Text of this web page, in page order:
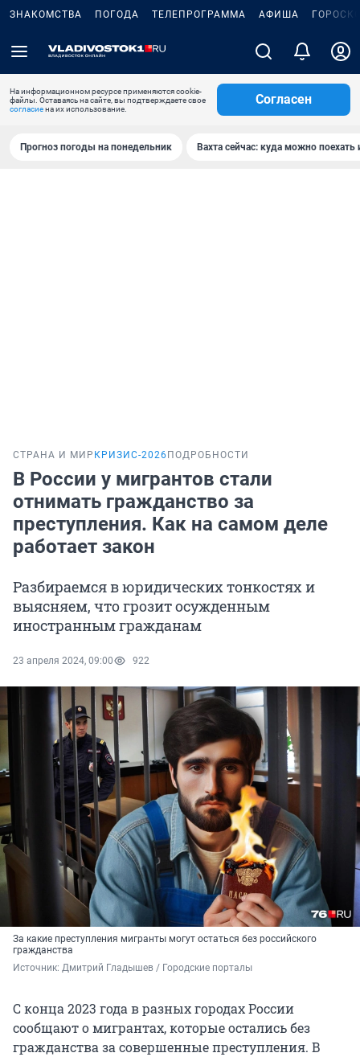
ЗНАКОМСТВА ПОГОДА ТЕЛЕПРОГРАММА АФИША
На информационном ресурсе применяются cookie-
файлы. Оставаясь на сайте, вы подтверждаете свое
согласиена их использование.
Согласен
Прогноз погоды на понедельник Вахта сейчас: куда можно поехать
СТРАНА И МИР КРИЗИС-2026 ПОДРОБНОСТИ
В России у мигрантов стали
отнимать гражданство за
преступления. Как на самом деле
работает закон
Разбираемся в юридических тонкостях и
выясняем, что грозит осужденным
иностранным гражданам
23 апреля 2024, 09:00 922
За какие преступления мигранты могут остаться без российского
гражданства
Источник: Дмитрий Гладышев / Городские порталы
С конца 2023 года в разных городах России
сообщают о мигрантах, которые остались без
гражданства за совершенные преступления. В